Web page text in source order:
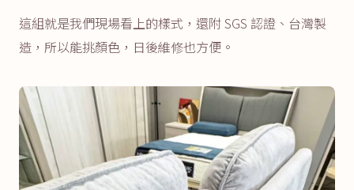
這組就是我們現場看上的樣式，還附 SGS 認證、台灣製
造，所以能挑顏色，日後維修也方便。